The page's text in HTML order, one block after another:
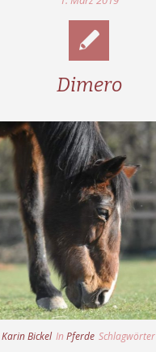
Dimero
Karin Bickel In Pferde Schlagwörter